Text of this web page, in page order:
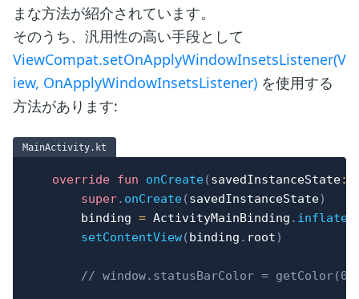
まな方法が紹介されています。
そのうち、汎用性の高い手段として
ViewCompat.setOnApplyWindowInsetsListener(V
iew, OnApplyWindowInsetsListener) を使用する
方法があります:
MainActivity.kt
override fun onCreate(savedInstanceState:
super. onCreate(savedInstanceState)
        binding
= ActivityMainBinding . inflate
setContentView(binding . root)
// window.statusBarColor = getColor(0,